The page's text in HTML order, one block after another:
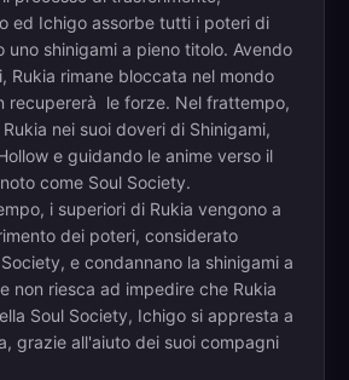
ed Ichigo assorbe tutti i poteri di
uno shinigami a pieno titolo. Avendo
Rukia rimane bloccata nel mondo
recupererà le forze. Nel frattempo,
nei suoi doveri di Shinigami,
e guidando le anime verso il
come Soul Society.
i superiori di Rukia vengono a
dei poteri, considerato
e condannano la shinigami a
non riesca ad impedire che Rukia
Soul Society, Ichigo si appresta a
grazie all'aiuto dei suoi compagni